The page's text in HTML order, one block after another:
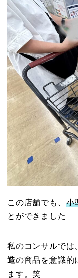
この店舗でも、 小
とができました
私のコンサルでは
造の商品を意識的
ます。笑